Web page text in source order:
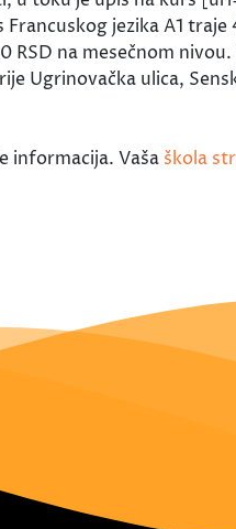
jezika A1
RSD na mesečnom
Ugrinovačka ulica,
informacija. Vaša škola